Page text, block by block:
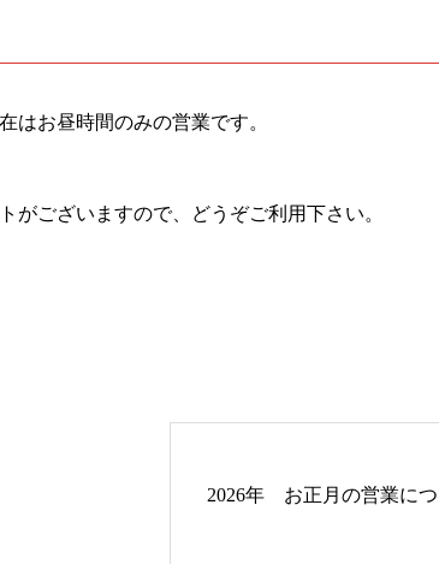
はお昼時間のみの営業です。
がございますので、どうぞご利用下さい。
2026年 お正月の営業に